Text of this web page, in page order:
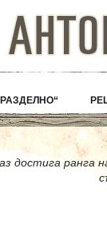
достига ранга